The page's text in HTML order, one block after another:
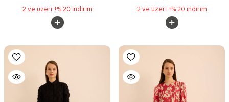
2 ve üzeri +% 20 indirim 2 ve üzeri +% 20 indirim